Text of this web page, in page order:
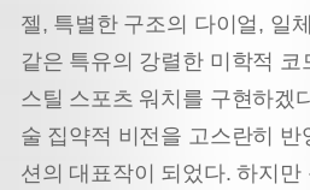
젤, 특별한 구조의 다이얼, 일
같은 특유의 강렬한 미학적 코
스틸 스포츠 워치를 구현하겠
술 집약적 비전을 고스란히 반
션의 대표작이 되었다. 하지만